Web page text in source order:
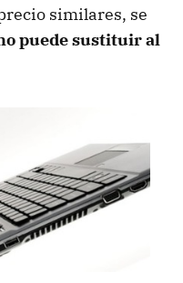
similares, se
puede sustituir al